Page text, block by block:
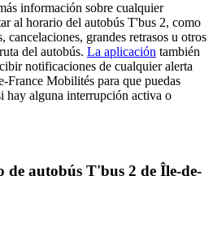
información sobre cualquier
al horario del autobús T'bus 2, como
cancelaciones, grandes retrasos u otros
del autobús. La aplicación también
notificaciones de cualquier alerta
France Mobilités para que puedas
hay alguna interrupción activa o
de autobús T'bus 2 de Île-de-